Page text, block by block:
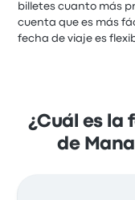
billetes cuanto más
cuenta que es más
fecha de viaje es
¿Cuál es la
de